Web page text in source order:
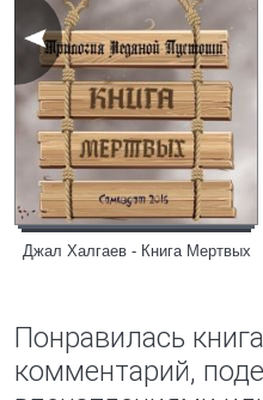
Джал Халгаев - Книга Мертвых
Понравилась
комментарий,